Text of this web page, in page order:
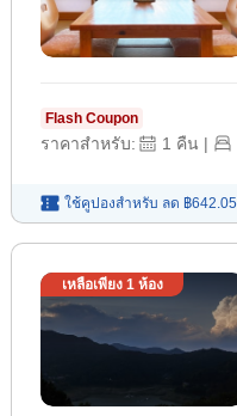
Flash Coupon
ราคาสำหรับ: 1 คืน |
ใช้คูปองสำหรับ ลด ฿642.05
เหลือเพียง 1 ห้อง